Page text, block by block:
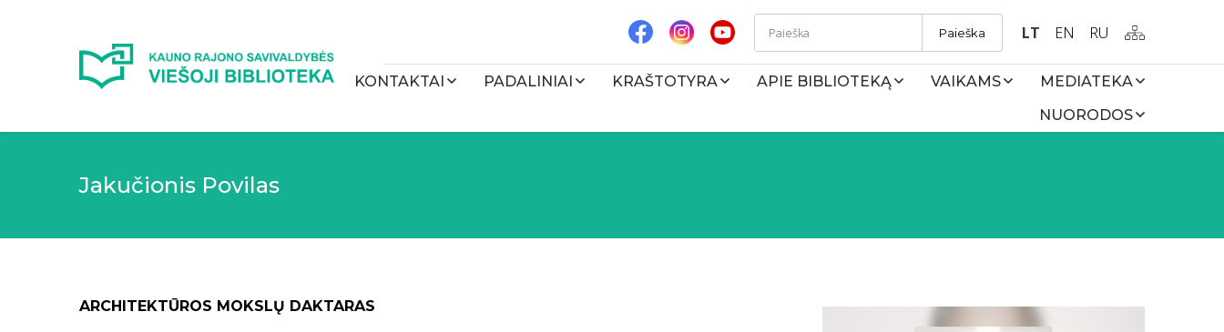
Paieška LT EN RU
KONTAKTAI PADALINIAI KRAŠTOTYRA APIE BIBLIOTEKĄ VAIKAMS
MEDIATEKA
NUORODOS
Jakučionis Povilas
ARCHITEKTŪROS MOKSLŲ DAKTARAS